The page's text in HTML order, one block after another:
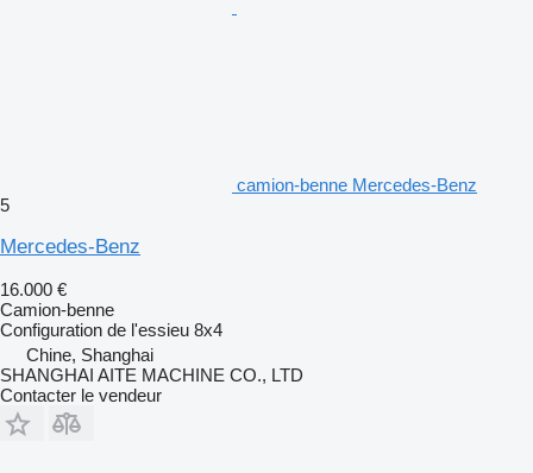
camion-benne Mercedes-Benz
5
Mercedes-Benz
16.000 €
Camion-benne
Configuration de l'essieu 8x4
Chine, Shanghai
SHANGHAI AITE MACHINE CO., LTD
Contacter le vendeur